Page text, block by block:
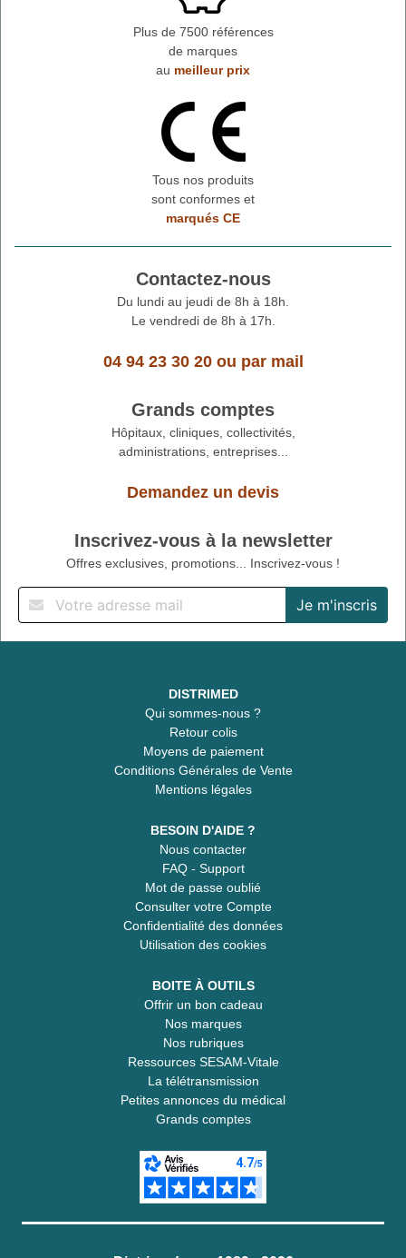
Plus de 7500 références
de marques
au meilleur prix
Tous nos produits
sont conformes et
marqués CE
Contactez-nous
Du lundi au jeudi de 8h à 18h.
Le vendredi de 8h à 17h.
04 94 23 30 20ou par mail
Grands comptes
Hôpitaux, cliniques, collectivités,
administrations, entreprises...
Demandez un devis
Inscrivez-vous à la newsletter
Offres exclusives, promotions... Inscrivez-vous !
DISTRIMED
Qui sommes-nous ?
Retour colis
Moyens de paiement
Conditions Générales de Vente
Mentions légales
BESOIN D'AIDE ?
Nous contacter
FAQ - Support
Mot de passe oublié
Consulter votre Compte
Confidentialité des données
Utilisation des cookies
BOITE À OUTILS
Offrir un bon cadeau
Nos marques
Nos rubriques
Ressources SESAM-Vitale
La télétransmission
Petites annonces du médical
Grands comptes